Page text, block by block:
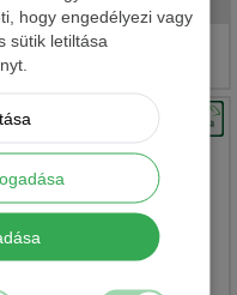
hogy engedélyezi vagy
sütik letiltása